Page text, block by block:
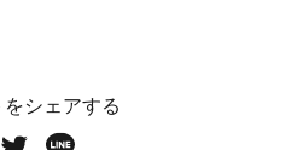
シェアする